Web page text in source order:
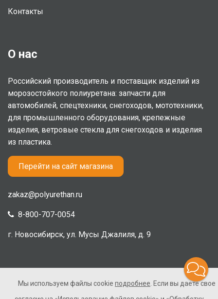
Контакты
О нас
Российский производитель и поставщик изделий из
морозостойкого полиуретана: запчасти для
автомобилей, спецтехники, снегоходов, мототехники,
для промышленного оборудования, крепежные
изделия, ветровые стекла для снегоходов и изделия
из пластика.
Перейти на сайт магазина
zakaz@polyurethan.ru
8-800-707-0054
г. Новосибирск, ул. Мусы Джалиля, д. 9
2005-2026 © Полиуретан. Все права защищены. Не
Мы используем файлы cookie подробнее . Если вы даете свое